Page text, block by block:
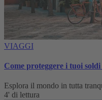
VIAGGI
Come proteggere i tuoi
Esplora il mondo in tutta
4' di lettura